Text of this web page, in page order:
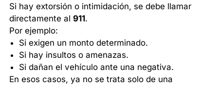
Si hay extorsión o intimidación, se debe llamar
directamente al911.
Por ejemplo:
Si exigen un monto determinado.
Si hay insultos o amenazas.
Si dañan el vehículo ante una negativa.
En esos casos, ya no se trata solo de una